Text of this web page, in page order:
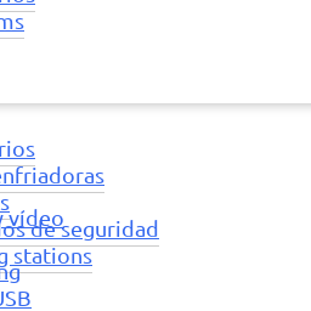
de seguridad
stations
vídeo